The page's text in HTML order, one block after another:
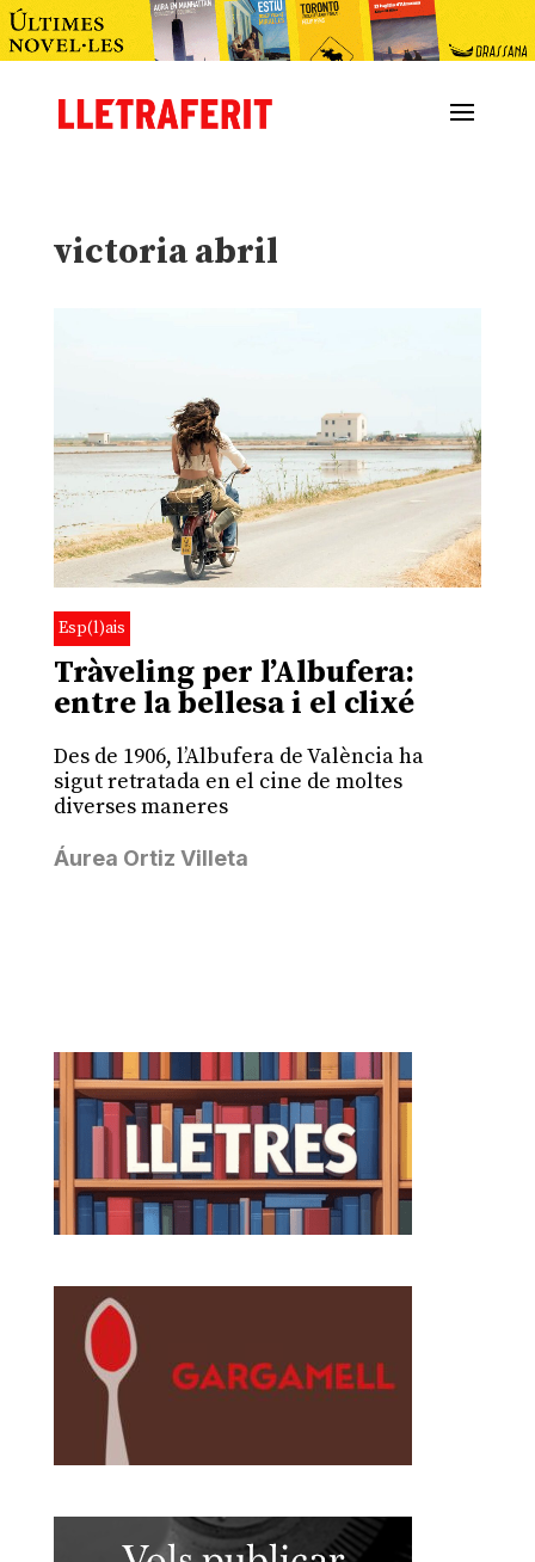
victoria abril
Esp(l)ais
Tràveling per l’Albufera:
entre la bellesa i el clixé
Des de 1906, l’Albufera de València ha
sigut retratada en el cine de moltes
diverses maneres
Áurea Ortiz Villeta